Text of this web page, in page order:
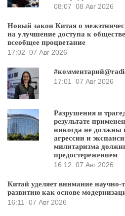
08:07 08 Авг 2026
Новый закон Китая о
на улучшение доступа к
всеобщее процветание
17:02 07 Авг 2026
17:01
07 Авг 2026
Разрушения и
результате
никогда не должны
агрессии и
милитаризма
предостережением
16:12 07 Авг 2026
Китай уделяет внимание научно-
развитию как основе
16:11
07 Авг 2026